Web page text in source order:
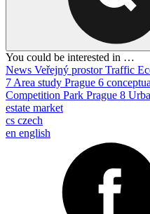
You could be interested in …
News Veřejný prostorTraffic
7 Area study Prague 6
Competition Park Prague 8
estate market
cs czech
en english